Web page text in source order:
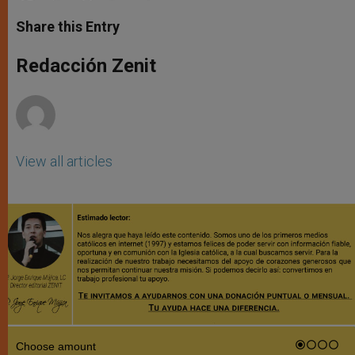
t
s
p
p
s
e
g
e
e
b
o
k
r
Share this Entry
Redacción Zenit
View all articles